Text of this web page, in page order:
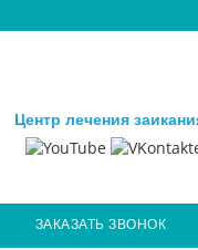
Центр лечения
ЗАКАЗАТЬ ЗВОНОК